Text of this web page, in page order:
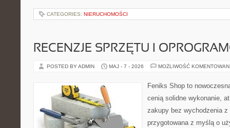
CATEGORIES: NIERUCHOMOŚCI
RECENZJE SPRZĘTU I
POSTED BY ADMIN MAJ - 7 - 2026 MOŻLIWOŚĆ
Feniks Shop to
cenią solidne wykonanie,
zakupy bez wychodzenia z
przygotowana z myślą o